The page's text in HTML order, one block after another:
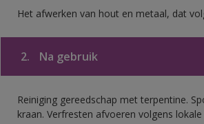
Het afwerken van hout en metaal, dat
2. Na gebruik
Reiniging gereedschap met terpentine.
kraan. Verfresten afvoeren volgens